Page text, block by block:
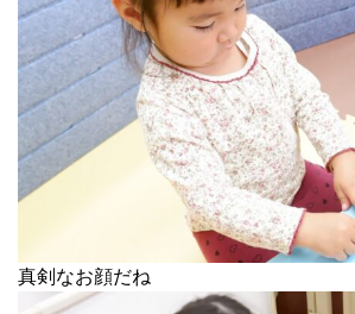
真剣なお顔だね